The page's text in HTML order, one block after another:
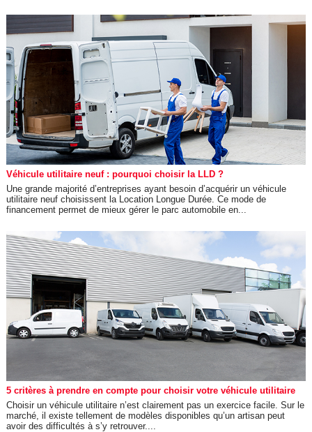
Véhicule utilitaire neuf : pourquoi choisir la LLD ?
Une grande majorité d’entreprises ayant besoin d’acquérir un véhicule
utilitaire neuf choisissent la Location Longue Durée. Ce mode de
financement permet de mieux gérer le parc automobile en...
5 critères à prendre en compte pour choisir votre véhicule utilitaire
Choisir un véhicule utilitaire n’est clairement pas un exercice facile. Sur le
marché, il existe tellement de modèles disponibles qu’un artisan peut
avoir des difficultés à s’y retrouver....